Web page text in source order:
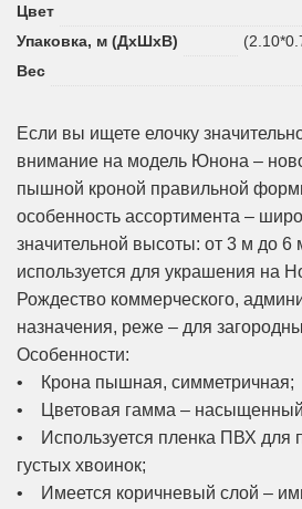
Цвет
Упаковка, м (ДхШхВ)
Вес
Если вы ищете елочку
внимание на модель Юнона –
пышной кроной правильной
особенность ассортимента –
значительной высоты: от 3 м до 6
используется для украшения на
Рождество коммерческого,
назначения, реже – для
Особенности:
• Крона пышная, симметричная;
• Цветовая гамма – насыщенный
• Используется пленка ПВХ для
густых хвоинок;
• Имеется коричневый слой –